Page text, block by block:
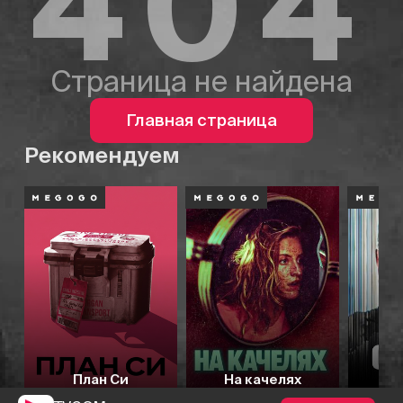
Страница не найдена
Главная страница
Рекомендуем
План Си На качелях